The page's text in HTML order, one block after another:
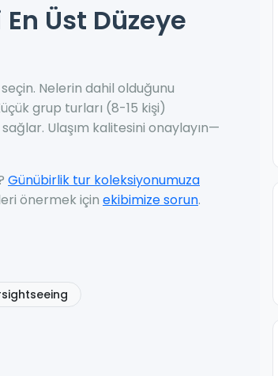
Üst Düzeye
Nelerin dahil olduğunu
grup turları (8-15 kişi)
Ulaşım kalitesini onaylayın—
Günübirlik tur koleksiyonumuza
önermek için ekibimize sorun.